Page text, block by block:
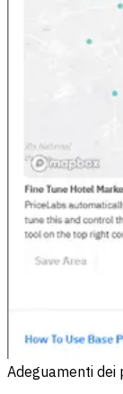
Adeguamenti dei